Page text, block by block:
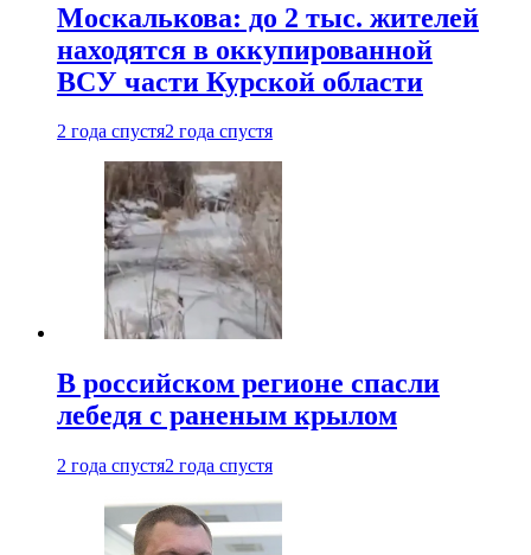
Москалькова: до 2 тыс. жителей
находятся в оккупированной
ВСУ части Курской области
2 года спустя2 года спустя
В российском регионе спасли
лебедя с раненым крылом
2 года спустя2 года спустя